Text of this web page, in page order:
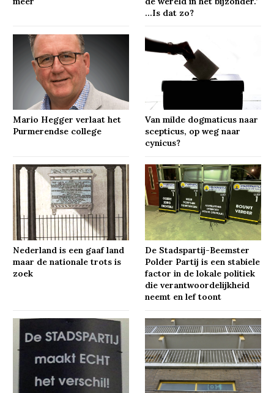
…Is dat zo?
Mario Hegger verlaat het
Purmerendse college
Van milde dogmaticus naar
scepticus, op weg naar
cynicus?
Nederland is een gaaf land
maar de nationale trots is
zoek
De Stadspartij-Beemster
Polder Partij is een stabiele
factor in de lokale politiek
die verantwoordelijkheid
neemt en lef toont